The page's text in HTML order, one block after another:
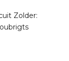
Zolder: